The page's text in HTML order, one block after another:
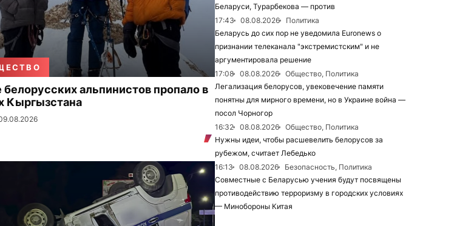
белорусских альпинистов пропало в
Кыргызстана
Беларуси, Турарбекова — против
17:43
08.08.2026
Политика
Беларусь до сих пор не уведомила Euronews о
признании телеканала "экстремистским" и не
аргументировала решение
17:08
08.08.2026
Общество, Политика
Легализация белорусов, увековечение памяти
понятны для мирного времени, но в Украине война —
посол Чорногор
16:32
08.08.2026
Общество, Политика
Нужны идеи, чтобы расшевелить белорусов за
рубежом, считает Лебедько
16:13
08.08.2026
Безопасность, Политика
Совместные с Беларусью учения будут посвящены
противодействию терроризму в городских условиях
— Минобороны Китая